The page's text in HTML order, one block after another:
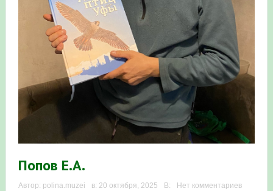
Уралсиба в Уфе в 2026 г.
Участие башкирских орнитологов и бердвотчеров в
проекте «Развитие программы мониторинга
численности птиц в европейской части России»
«Весенняя перекличка-2026» — 11-20 мая 2026
Мониторинг орнитофауны на постоянных маршрутах
Попов Е.А.
Автор: polina.muzei в: 20 октября, 2025 В:
Нет комментариев